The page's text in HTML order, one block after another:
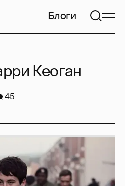
Блоги
Кеоган
45